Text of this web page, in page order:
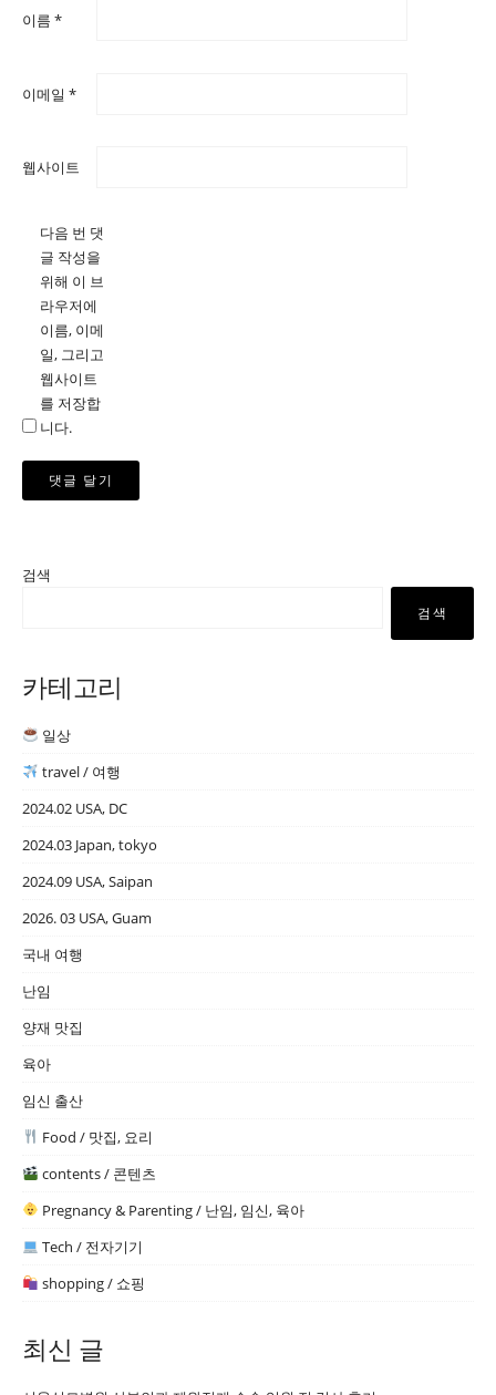
이름 *
이메일 *
웹사이트
다음 번 댓
글 작성을
위해 이 브
라우저에
이름, 이메
일, 그리고
웹사이트
를 저장합
니다.
검색
검색
카테고리
일상
travel / 여행
2024.02 USA, DC
2024.03 Japan, tokyo
2024.09 USA, Saipan
2026. 03 USA, Guam
국내 여행
난임
양재 맛집
육아
임신 출산
Food / 맛집, 요리
contents / 콘텐츠
Pregnancy & Parenting / 난임, 임신, 육아
Tech / 전자기기
shopping / 쇼핑
최신 글